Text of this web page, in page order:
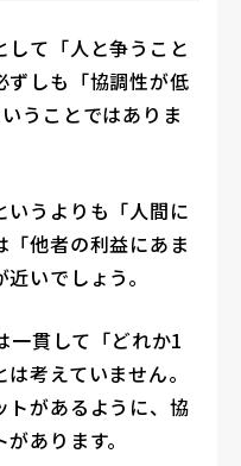
て「人と争うこと
ずしも「協調性が低
うことではありま
いうよりも「人間に
他者の利益にあま
いでしょう。
一貫して「どれか1
考えていません。
トがあるように、協
あります。